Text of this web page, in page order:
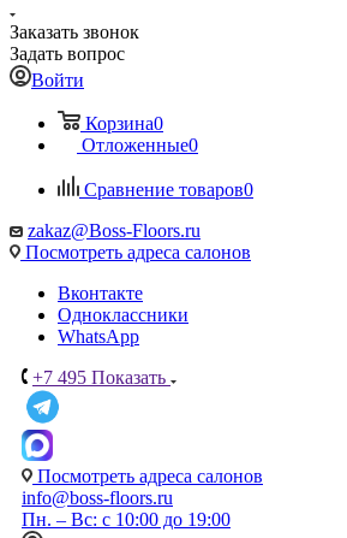
Заказать звонок
Задать вопрос
Войти
Корзина0
Отложенные0
Сравнение товаров0
zakaz@Boss-Floors.ru
Посмотреть адреса салонов
Вконтакте
Одноклассники
WhatsApp
+7 495 Показать
Посмотреть адреса салонов
info@boss-floors.ru
Пн. – Вс: с 10:00 до 19:00